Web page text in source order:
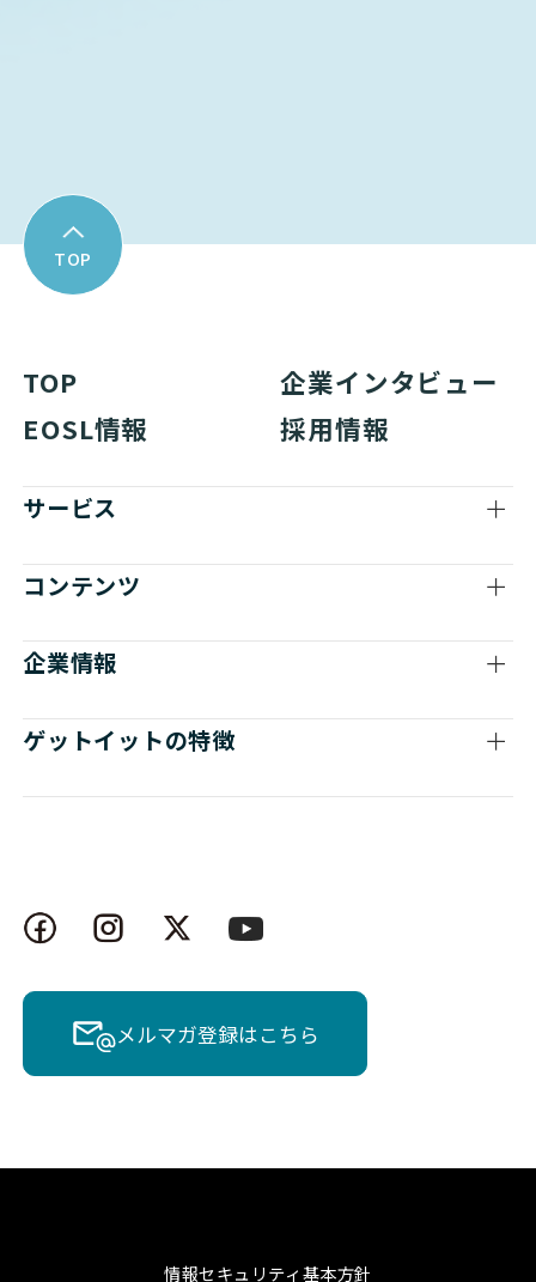
TOP
TOP
企業インタビュー
EOSL情報
採用情報
サービス
コンテンツ
企業情報
ゲットイットの特徴
メルマガ登録はこちら
情報セキュリティ基本方針